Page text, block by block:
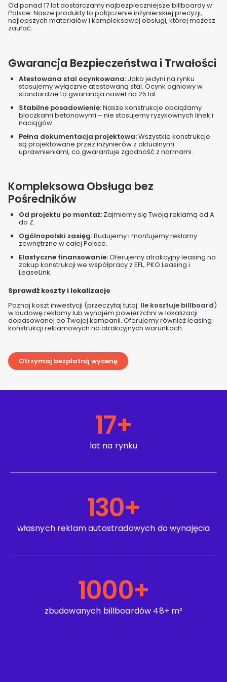
Od ponad 17 lat dostarczamy najbezpieczniejsze billboardy w
Polsce. Nasze produkty to połączenie inżynierskiej precyzji,
najlepszych materiałów i kompleksowej obsługi, której możesz
zaufać.
Gwarancja Bezpieczeństwa i Trwałości
Atestowana stal ocynkowana: Jako jedyni na rynku
stosujemy wyłącznie atestowaną stal. Ocynk ogniowy w
standardzie to gwarancja nawet na 25 lat.
Stabilne posadowienie:Nasze konstrukcje obciążamy
bloczkami betonowymi – nie stosujemy ryzykownych linek i
naciągów.
Pełna dokumentacja projektowa:Wszystkie konstrukcje
są projektowane przez inżynierów z aktualnymi
uprawnieniami, co gwarantuje zgodność z normami.
Kompleksowa Obsługa bez
Pośredników
Od projektu po montaż: Zajmiemy się Twoją reklamą od A
do Z.
Ogólnopolski zasięg:Budujemy i montujemy reklamy
zewnętrzne w całej Polsce.
Elastyczne finansowanie:Oferujemy atrakcyjny leasing na
zakup konstrukcji we współpracy z EFL, PKO Leasing i
LeaseLink.
Sprawdź koszty i lokalizacje
Poznaj koszt inwestycji (przeczytaj tutaj: Ile kosztuje billboard)
w budowę reklamy lub wynajem powierzchni w lokalizacji
dopasowanej do Twojej kampanii. Oferujemy również leasing
konstrukcji reklamowych na atrakcyjnych warunkach.
Otrzymaj bezpłatną wycenę
lat na rynku
17+
własnych reklam autostradowych do wynajęcia
130+
zbudowanych billboardów 48+ m²
1000+